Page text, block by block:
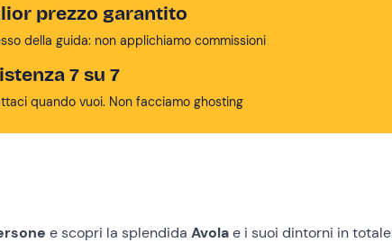
prezzo garantito
della guida: non applichiamo commissioni
7 su 7
quando vuoi. Non facciamo ghosting
e scopri la splendida Avolae i suoi dintorni in totale